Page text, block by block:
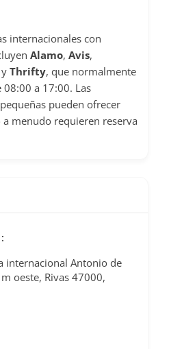
internacionales con
Alamo, Avis,
y Thrifty, que normalmente
08:00 a 17:00. Las
pueden ofrecer
menudo requieren reserva
internacional Antonio de
oeste, Rivas 47000,